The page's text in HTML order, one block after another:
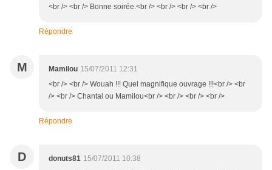
<br /> <br /> Bonne soirée.<br /> <br /> <br /> <br />
Répondre
M Mamilou 15/07/2011 12:31
<br /> <br /> Wouah !!! Quel magnifique ouvrage !!!<br /> <br
/> <br /> Chantal ou Mamilou<br /> <br /> <br /> <br />
Répondre
D donuts81 15/07/2011 10:38